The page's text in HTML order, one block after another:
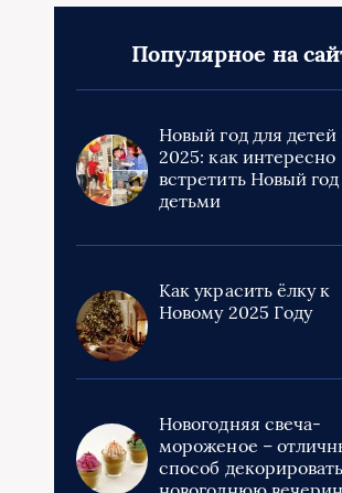
Популярное на
Новый год для детей
2025: как интересно
встретить Новый год
детьми
Как украсить ёлку к
Новому 2025 Году
Новогодняя свеча-
мороженое –
способ декорировать